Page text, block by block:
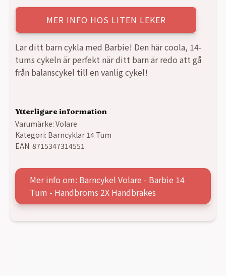
MER INFO HOS LITEN LEKER
Lär ditt barn cykla med Barbie! Den här coola, 14-
tums cykeln är perfekt när ditt barn är redo att gå
från balanscykel till en vanlig cykel!
Ytterligare information
Varumärke: Volare
Kategori: Barncyklar 14 Tum
EAN: 8715347314551
Mer info om: Barncykel Volare - Barbie 14
Tum - Handbroms 2X Handbrakes